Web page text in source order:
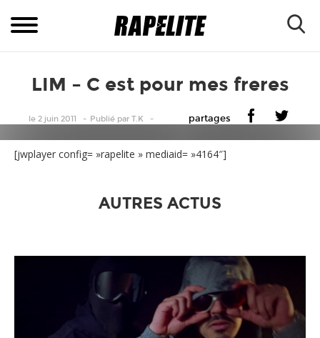
LIM – C est pour mes freres
le 2 juin 2011 Publiépar T.K partages
[jwplayer config= »rapelite » mediaid= »4164″]
AUTRES ACTUS